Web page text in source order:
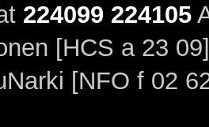
224099 224105
[HCS a 23
[NFO f 02